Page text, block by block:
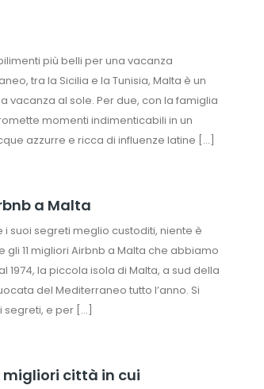
più belli per una vacanza
tra la Sicilia e la Tunisia, Malta è un
al sole. Per due, con la famiglia
momenti indimenticabili in un
azzurre e ricca di influenze latine […]
a Malta
i suoi segreti meglio custoditi, niente è
11 migliori Airbnb a Malta che abbiamo
la piccola isola di Malta, a sud della
del Mediterraneo tutto l’anno. Si
segreti, e per […]
migliori città in cui